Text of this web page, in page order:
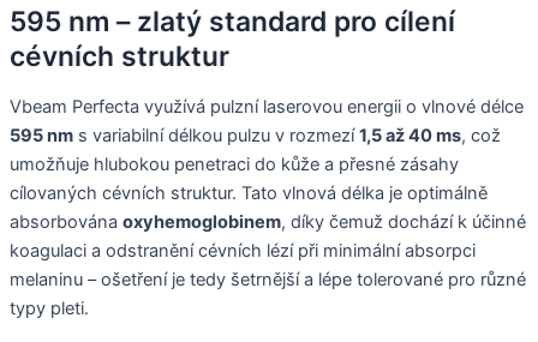
595 nm – zlatý standard pro cílení
cévních struktur
Vbeam Perfecta využívá pulzní laserovou energii o vlnové délce
595 nm s variabilní délkou pulzu v rozmezí1,5 až 40 ms, což
umožňuje hlubokou penetraci do kůže a přesné zásahy
cílovaných cévních struktur. Tato vlnová délka je optimálně
absorbována oxyhemoglobinem, díky čemuž dochází k účinné
koagulaci a odstranění cévních lézí při minimální absorpci
melaninu – ošetření je tedy šetrnější a lépe tolerované pro různé
typy pleti.